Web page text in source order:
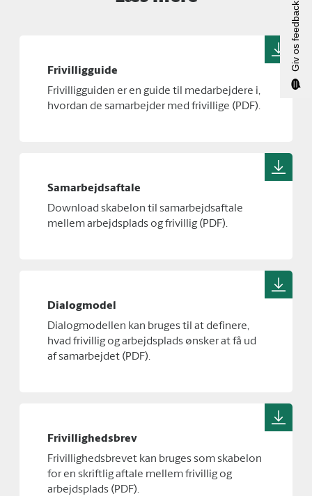
Frivilligguide
Frivilligguiden er en guide til medarbejdere i,
hvordan de samarbejder med frivillige (PDF).
Samarbejdsaftale
Download skabelon til samarbejdsaftale
mellem arbejdsplads og frivillig (PDF).
Dialogmodel
Dialogmodellen kan bruges til at definere,
hvad frivillig og arbejdsplads ønsker at få ud
af samarbejdet (PDF).
Frivillighedsbrev
Frivillighedsbrevet kan bruges som skabelon
for en skriftlig aftale mellem frivillig og
arbejdsplads (PDF).
Giv os feedback